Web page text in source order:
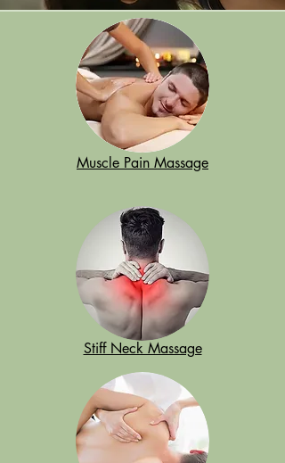
Muscle Pain Massage
Stiff Neck Massage